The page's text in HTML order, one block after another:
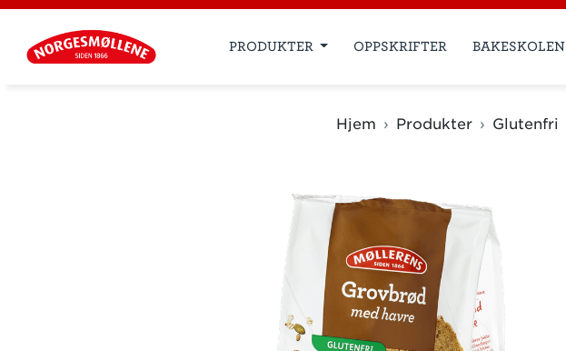
PRODUKTER OPPSKRIFTER BAKESKOLEN
Hjem Produkter Glutenfri